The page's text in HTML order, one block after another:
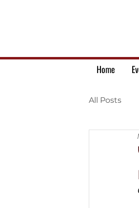
Home
All Posts